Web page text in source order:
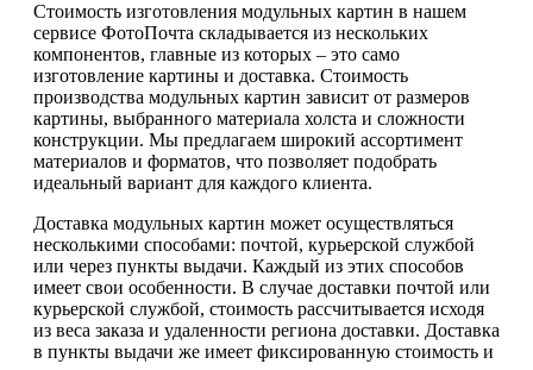
Стоимость изготовления модульных картин в нашем
сервисе ФотоПочта складывается из нескольких
компонентов, главные из которых – это само
изготовление картины и доставка. Стоимость
производства модульных картин зависит от размеров
картины, выбранного материала холста и сложности
конструкции. Мы предлагаем широкий ассортимент
материалов и форматов, что позволяет подобрать
идеальный вариант для каждого клиента.
Доставка модульных картин может осуществляться
несколькими способами: почтой, курьерской службой
или через пункты выдачи. Каждый из этих способов
имеет свои особенности. В случае доставки почтой или
курьерской службой, стоимость рассчитывается исходя
из веса заказа и удаленности региона доставки. Доставка
в пункты выдачи же имеет фиксированную стоимость и